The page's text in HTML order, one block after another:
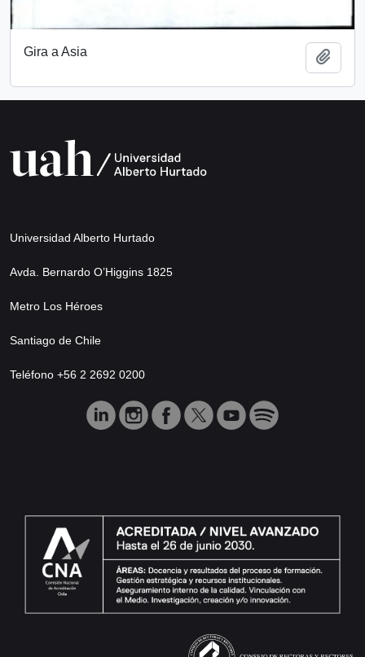
Gira a Asia
Universidad Alberto Hurtado
Avda. Bernardo O’Higgins 1825
Metro Los Héroes
Santiago de Chile
Teléfono +56 2 2692 0200